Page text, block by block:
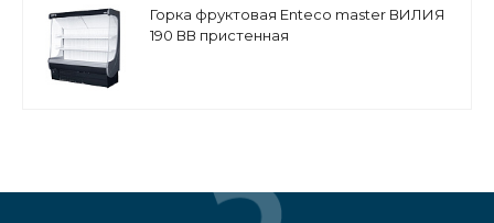
Горка фруктовая Enteco master ВИЛИЯ
190 ВВ пристенная